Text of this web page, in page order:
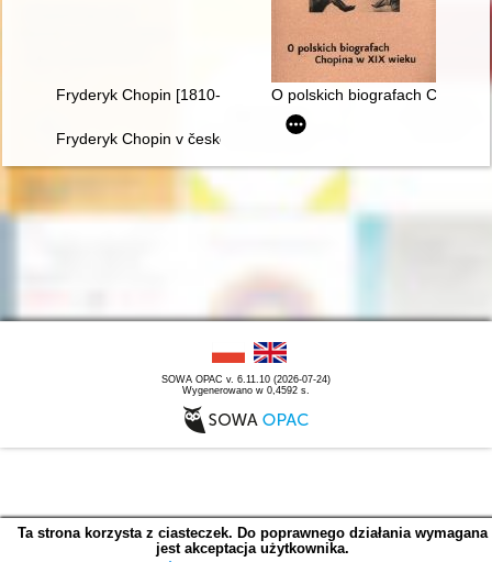
Fryderyk Chopin [1810-1949] wśród Polaków na obczyźnie
O polskich biografach Chopina
Fryderyk Chopin v české literatuóe
SOWA OPAC v. 6.11.10 (2026-07-24)
Wygenerowano w 0,4592 s.
Ta strona korzysta z ciasteczek. Do poprawnego działania wymagana
jest akceptacja użytkownika.